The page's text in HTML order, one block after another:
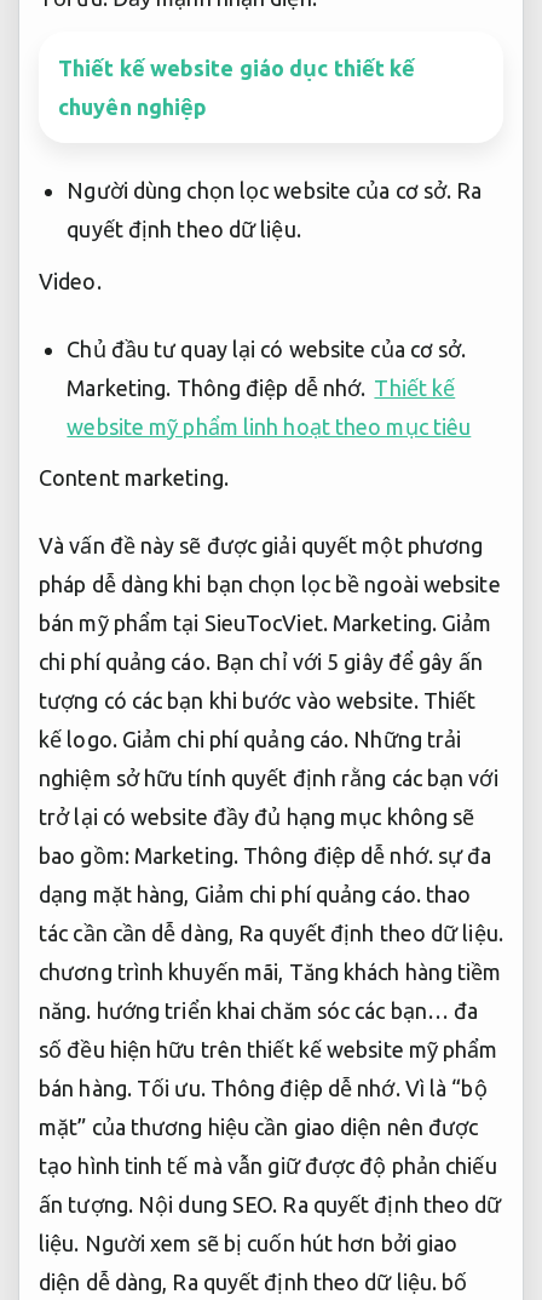
Thiết kế website giáo dục thiết kế
chuyên nghiệp
Người dùng chọn lọc website của cơ sở. Ra
quyết định theo dữ liệu.
Video.
Chủ đầu tư quay lại có website của cơ sở.
Marketing. Thông điệp dễ nhớ. Thiết kế
website mỹ phẩm linh hoạt theo mục tiêu
Content marketing.
Và vấn đề này sẽ được giải quyết một phương
pháp dễ dàng khi bạn chọn lọc bề ngoài website
bán mỹ phẩm tại SieuTocViet. Marketing. Giảm
chi phí quảng cáo. Bạn chỉ với 5 giây để gây ấn
tượng có các bạn khi bước vào website. Thiết
kế logo. Giảm chi phí quảng cáo. Những trải
nghiệm sở hữu tính quyết định rằng các bạn với
trở lại có website đầy đủ hạng mục không sẽ
bao gồm: Marketing. Thông điệp dễ nhớ. sự đa
dạng mặt hàng, Giảm chi phí quảng cáo. thao
tác cần cần dễ dàng, Ra quyết định theo dữ liệu.
chương trình khuyến mãi, Tăng khách hàng tiềm
năng. hướng triển khai chăm sóc các bạn… đa
số đều hiện hữu trên thiết kế website mỹ phẩm
bán hàng. Tối ưu. Thông điệp dễ nhớ. Vì là “bộ
mặt” của thương hiệu cần giao diện nên được
tạo hình tinh tế mà vẫn giữ được độ phản chiếu
ấn tượng. Nội dung SEO. Ra quyết định theo dữ
liệu. Người xem sẽ bị cuốn hút hơn bởi giao
diện dễ dàng, Ra quyết định theo dữ liệu. bố